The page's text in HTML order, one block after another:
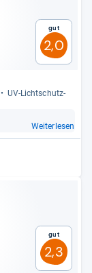
Gut
2,0
UV-​Licht­schutz­
Weiterlesen
Gut
2,3